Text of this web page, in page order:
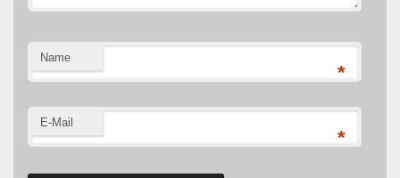
Name
*
E-Mail
*